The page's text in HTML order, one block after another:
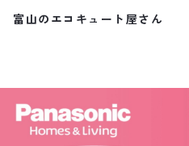
富山のエコキュート屋さん